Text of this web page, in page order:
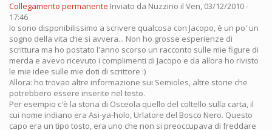
Collegamento permanente Inviato da Nuzzino il Ven, 03/12/2010 -
17:46
Io sono disponibilissimo a scrivere qualcosa con Jacopo, è un po' un
sogno della vita che si avvera... Non ho grosse esperienze di
scrittura ma ho postato l'anno scorso un racconto sulle mie figure di
merda e avevo ricevuto i complimenti di Jacopo e da allora ho rivisto
le mie idee sulle mie doti di scrittore :)
Allora: ho trovao altre informazione sui Semioles, altre storie che
potrebbero essere inserite nel testo.
Per esempio c'è la storia di Osceola quello del coltello sulla carta, il
cui nome indiano era Asi-ya-holo, Urlatore del Bosco Nero. Questo
capo era un tipo tosto, era uno che non si preoccupava di freddare